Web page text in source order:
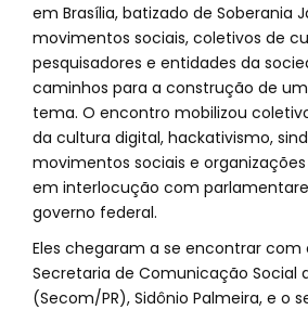
em Brasília, batizado de Soberania
movimentos sociais, coletivos de
pesquisadores e entidades da
caminhos para a construção de
tema. O encontro mobilizou
da cultura digital, hackativismo,
movimentos sociais e
em interlocução com
governo federal.
Eles chegaram a se encontrar com
Secretaria de Comunicação Social
(Secom/PR), Sidônio Palmeira, e o